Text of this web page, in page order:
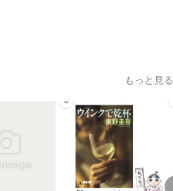
もっと見る
6